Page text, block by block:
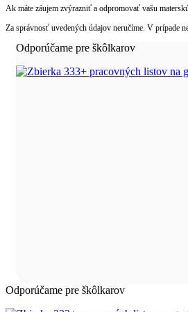
Ak máte záujem zvýrazniť a odpromovať vašu
Za správnosť uvedených údajov neručíme. V prípade
Odporúčame pre škôlkarov
Odporúčame pre škôlkarov